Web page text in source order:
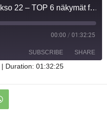
Valjuraati-podcast: jakso 22 – TOP 6 näkymät feat Mr. Byyri, Nicolas Prieto
00:00 / 01:32:25
SUBSCRIBE SHARE
| Duration: 01:32:25